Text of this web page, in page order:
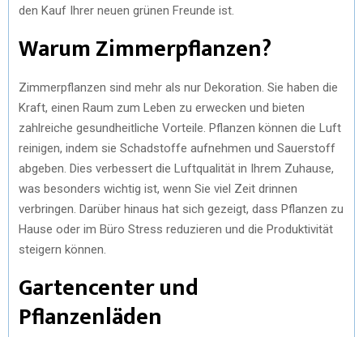
den Kauf Ihrer neuen grünen Freunde ist.
Warum Zimmerpflanzen?
Zimmerpflanzen sind mehr als nur Dekoration. Sie haben die
Kraft, einen Raum zum Leben zu erwecken und bieten
zahlreiche gesundheitliche Vorteile. Pflanzen können die Luft
reinigen, indem sie Schadstoffe aufnehmen und Sauerstoff
abgeben. Dies verbessert die Luftqualität in Ihrem Zuhause,
was besonders wichtig ist, wenn Sie viel Zeit drinnen
verbringen. Darüber hinaus hat sich gezeigt, dass Pflanzen zu
Hause oder im Büro Stress reduzieren und die Produktivität
steigern können.
Gartencenter und
Pflanzenläden